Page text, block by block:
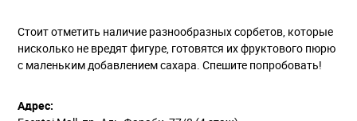
Стоит отметить наличие разнообразных сорбетов, которые
нисколько не вредят фигуре, готовятся их фруктового пюрю
с маленьким добавлением сахара. Спешите попробовать!
Адрес: